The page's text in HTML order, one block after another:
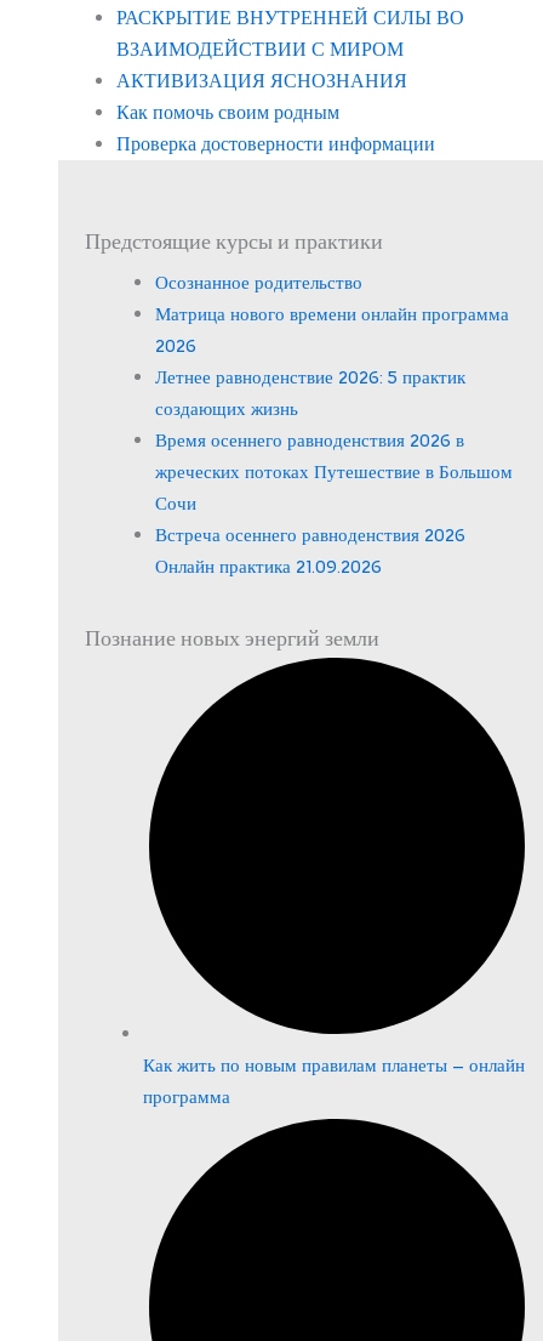
РАСКРЫТИЕ ВНУТРЕННЕЙ СИЛЫ ВО
ВЗАИМОДЕЙСТВИИ С МИРОМ
АКТИВИЗАЦИЯ ЯСНОЗНАНИЯ
Как помочь своим родным
Проверка достоверности информации
Предстоящие курсы и практики
Осознанное родительство
Матрица нового времени онлайн программа
2026
Летнее равноденствие 2026: 5 практик
создающих жизнь
Время осеннего равноденствия 2026 в
жреческих потоках Путешествие в Большом
Сочи
Встреча осеннего равноденствия 2026
Онлайн практика 21.09.2026
Познание новых энергий земли
Как жить по новым правилам планеты – онлайн
программа